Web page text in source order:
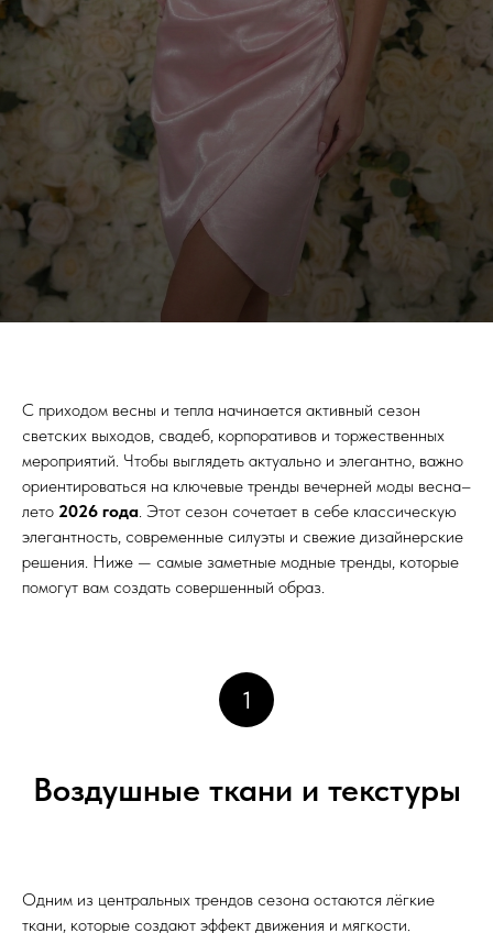
С приходом весны и тепла начинается активный сезон
светских выходов, свадеб, корпоративов и торжественных
мероприятий. Чтобы выглядеть актуально и элегантно, важно
ориентироваться на ключевые тренды вечерней моды весна–
лето 2026 года . Этот сезон сочетает в себе классическую
элегантность, современные силуэты и свежие дизайнерские
решения. Ниже — самые заметные модные тренды, которые
помогут вам создать совершенный образ.
1
Воздушные ткани и текстуры
Одним из центральных трендов сезона остаются лёгкие
ткани, которые создают эффект движения и мягкости.